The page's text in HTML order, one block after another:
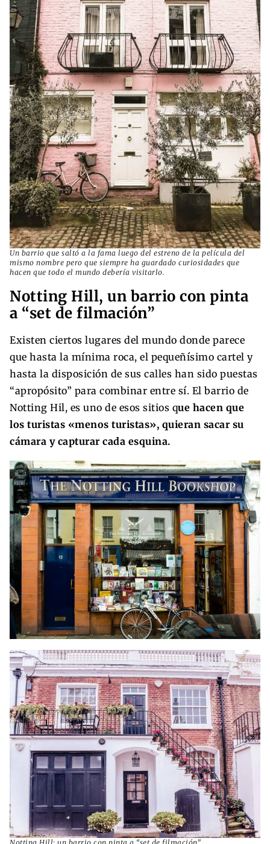
Un barrio que saltó a la fama luego del estreno de la película del
mismo nombre pero que siempre ha guardado curiosidades que
hacen que todo el mundo debería visitarlo.
Notting Hill, un barrio con pinta
a “set de filmación”
Existen ciertos lugares del mundo donde parece
que hasta la mínima roca, el pequeñísimo cartel y
hasta la disposición de sus calles han sido puestas
“apropósito” para combinar entre sí. El barrio de
Notting Hil, es uno de esos sitios que hacen que
los turistas «menos turistas», quieran sacar su
cámara y capturar cada esquina.